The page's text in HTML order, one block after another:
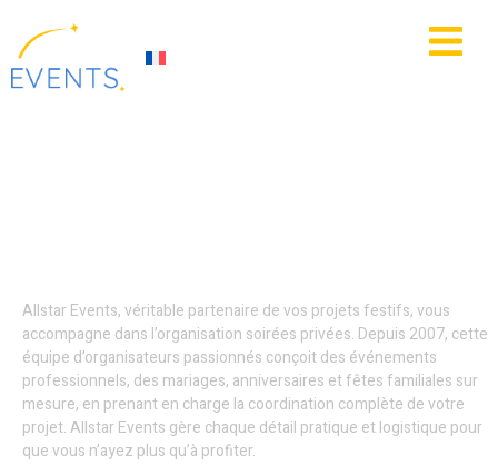
principal
Allstar Events, véritable partenaire de vos projets festifs, vous
accompagne dans l’organisation soirées privées. Depuis 2007, cette
équipe d’organisateurs passionnés conçoit des événements
professionnels, des mariages, anniversaires et fêtes familiales sur
mesure, en prenant en charge la coordination complète de votre
projet. Allstar Events gère chaque détail pratique et logistique pour
que vous n’ayez plus qu’à profiter.